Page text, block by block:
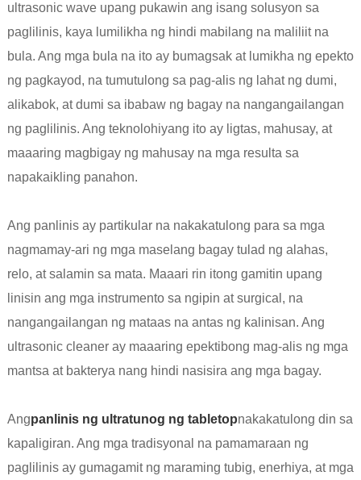
ultrasonic wave upang pukawin ang isang solusyon sa
paglilinis, kaya lumilikha ng hindi mabilang na maliliit na
bula. Ang mga bula na ito ay bumagsak at lumikha ng epekto
ng pagkayod, na tumutulong sa pag-alis ng lahat ng dumi,
alikabok, at dumi sa ibabaw ng bagay na nangangailangan
ng paglilinis. Ang teknolohiyang ito ay ligtas, mahusay, at
maaaring magbigay ng mahusay na mga resulta sa
napakaikling panahon.
Ang panlinis ay partikular na nakakatulong para sa mga
nagmamay-ari ng mga maselang bagay tulad ng alahas,
relo, at salamin sa mata. Maaari rin itong gamitin upang
linisin ang mga instrumento sa ngipin at surgical, na
nangangailangan ng mataas na antas ng kalinisan. Ang
ultrasonic cleaner ay maaaring epektibong mag-alis ng mga
mantsa at bakterya nang hindi nasisira ang mga bagay.
Angpanlinis ng ultratunog ng tabletopnakakatulong din sa
kapaligiran. Ang mga tradisyonal na pamamaraan ng
paglilinis ay gumagamit ng maraming tubig, enerhiya, at mga